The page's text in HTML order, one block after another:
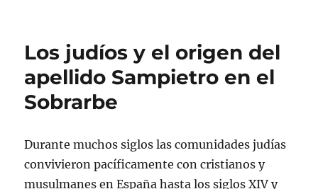
Los judíos y el origen del
apellido Sampietro en el
Sobrarbe
Durante muchos siglos las comunidades judías
convivieron pacíficamente con cristianos y
musulmanes en España hasta los siglos XIV y